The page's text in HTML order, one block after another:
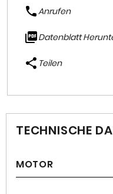
Anrufen
Datenblatt
Teilen
TECHNISCHE
MOTOR